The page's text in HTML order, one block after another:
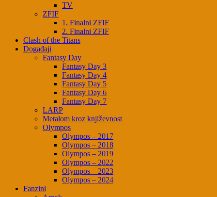
TV
ZFIF
1. Finalni ZFIF
2. Finalni ZFIF
Clash of the Titans
Događaji
Fantasy Day
Fantasy Day 3
Fantasy Day 4
Fantasy Day 5
Fantasy Day 6
Fantasy Day 7
LARP
Metalom kroz književnost
Olympos
Olympos – 2017
Olympos – 2018
Olympos – 2019
Olympos – 2022
Olympos – 2023
Olympos – 2024
Fanzini